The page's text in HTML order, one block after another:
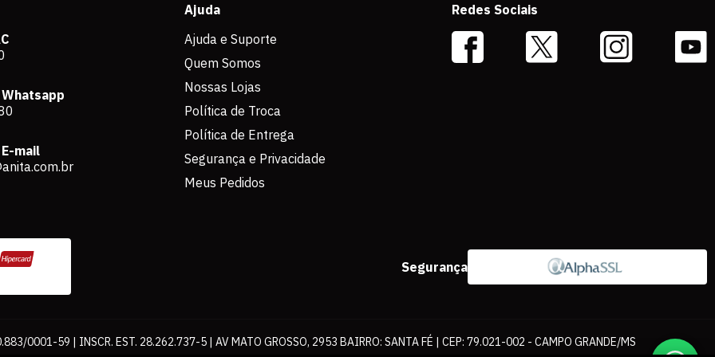
mail
Ajuda
Ajuda e Suporte
Quem Somos
Nossas Lojas
Política de Troca
Política de Entrega
Segurança e Privacidade
Meus Pedidos
Redes Sociais
Segurança
0001-59 | INSCR. EST. 28.262.737-5 | AV MATO GROSSO, 2953 BAIRRO: SANTA FÉ | CEP: 79.021-002 - CAMPO GRANDE/MS